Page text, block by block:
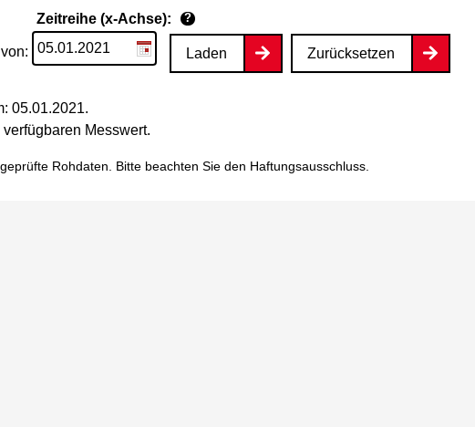
Zeitreihe (x-Achse): ?
von: Laden Zurücksetzen
05.01.2021.
Messwert.
Rohdaten. Bitte beachten Sie den Haftungsausschluss.